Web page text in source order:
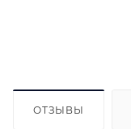
ОТЗЫВЫ